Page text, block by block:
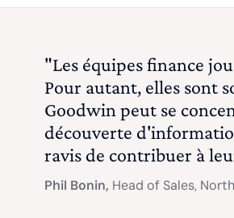
"Les équipes finance
Pour autant, elles sont
Goodwin peut se
découverte
ravis de contribuer à
Phil Bonin, Head of Sales,